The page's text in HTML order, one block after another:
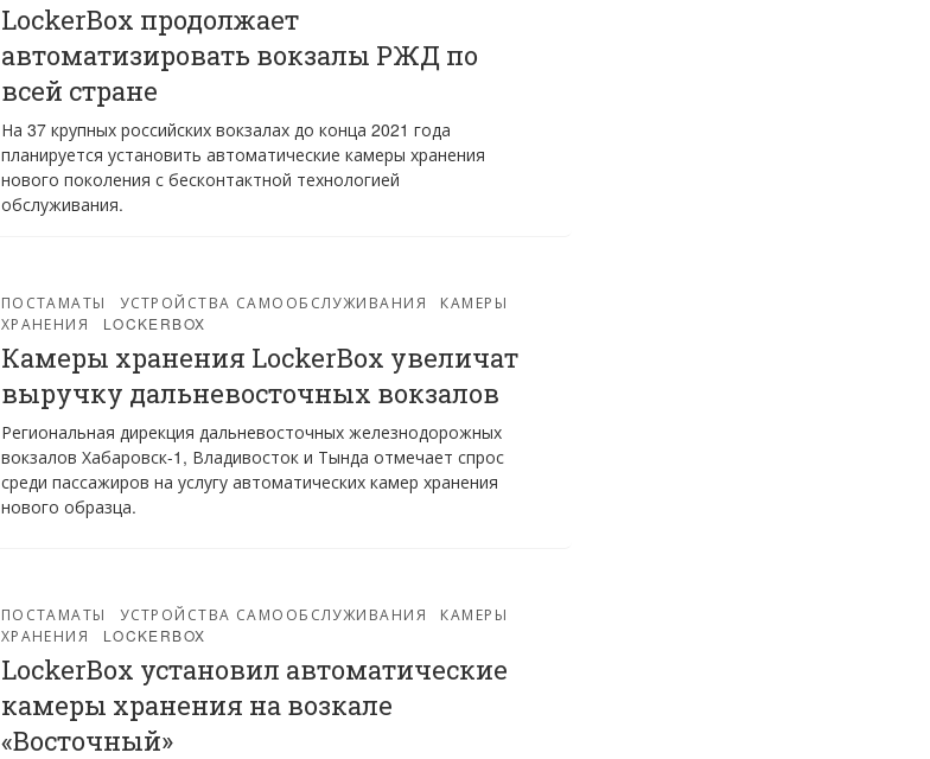
LockerBox продолжает
автоматизировать вокзалы РЖД по
всей стране
На 37 крупных российских вокзалах до конца 2021 года
планируется установить автоматические камеры хранения
нового поколения с бесконтактной технологией
обслуживания.
ПОСТАМАТЫ УСТРОЙСТВА САМООБСЛУЖИВАНИЯ
КАМЕРЫ
ХРАНЕНИЯ
LOCKERBOX
Камеры хранения LockerBox увеличат
выручку дальневосточных вокзалов
Региональная дирекция дальневосточных железнодорожных
вокзалов Хабаровск-1, Владивосток и Тында отмечает спрос
среди пассажиров на услугу автоматических камер хранения
нового образца.
ПОСТАМАТЫ УСТРОЙСТВА САМООБСЛУЖИВАНИЯ
КАМЕРЫ
ХРАНЕНИЯ
LOCKERBOX
LockerBox установил автоматические
камеры хранения на возкале
«Восточный»